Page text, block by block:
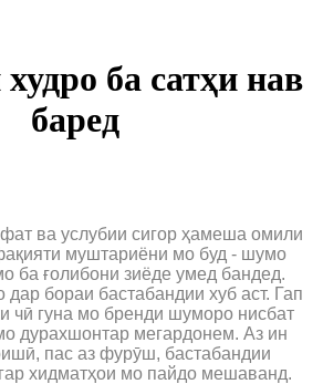
ба сатҳи нав
баред
ва услубии сигор ҳамеша омили
муштариёни мо буд - шумо
ба ғолибони зиёде умед бандед.
бораи бастабандии хуб аст. Гап
чӣ гуна мо бренди шуморо нисбат
дурахшонтар мегардонем. Аз ин
пас аз фурӯш, бастабандии
хидматҳои мо пайдо мешаванд.